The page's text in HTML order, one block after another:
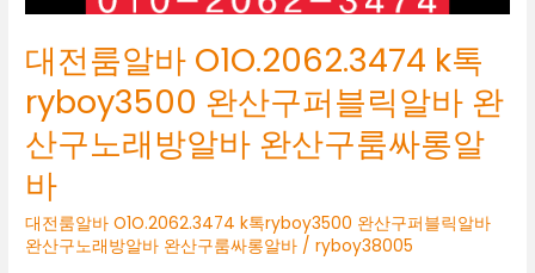
대전룸알바 O1O.2062.3474 k톡
ryboy3500 완산구퍼블릭알바 완
산구노래방알바 완산구룸싸롱알
바
대전룸알바 O1O.2062.3474 k톡ryboy3500 완산구퍼블릭알바
완산구노래방알바 완산구룸싸롱알바 /ryboy38005
릭
바
산
구
노
래
방
알